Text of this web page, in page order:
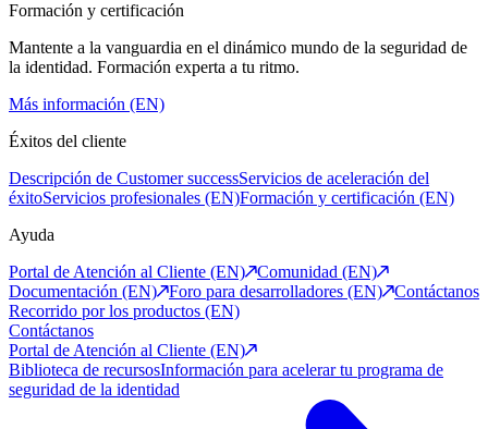
Formación y certificación
Mantente a la vanguardia en el dinámico mundo de la seguridad de
la identidad. Formación experta a tu ritmo.
Más información (EN)
Éxitos del cliente
Descripción de Customer successServicios de aceleración del
éxitoServicios profesionales (EN)Formación y certificación (EN)
Ayuda
Portal de Atención al Cliente (EN)
Comunidad (EN)
Documentación (EN)
Foro para desarrolladores (EN)
Contáctanos
Recorrido por los productos (EN)
Contáctanos
Portal de Atención al Cliente (EN)
Biblioteca de recursosInformación para acelerar tu programa de
seguridad de la identidad